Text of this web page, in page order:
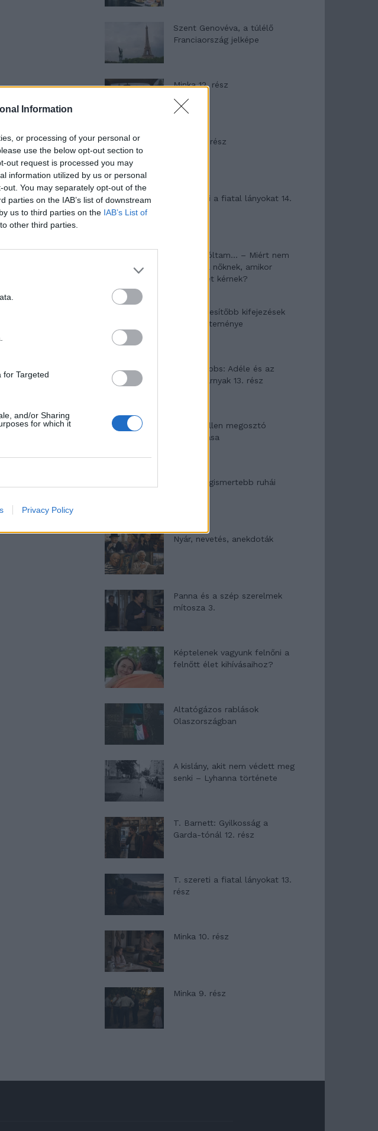
Information
or processing of your personal or
use the below opt-out section to
out request is processed you may
information utilized by us or personal
You may separately opt-out of the
parties on the IAB’s list of downstream
us to third parties on the IAB’s List of
other third parties.
for Targeted
and/or Sharing
for which it
Privacy Policy
Szent Genovéva, a túlélő
Franciaország jelképe
Minka 12. rész
Minka 11. rész
T. szereti a fiatal lányokat 14.
Pedig szóltam… – Miért nem
hiszünk a nőknek, amikor
segítséget kérnek?
A legidegesítőbb kifejezések
laza gyűjteménye
Elyna Robbs: Adéle és az
örökölt árnyak 13. rész
Woody Allen megosztó
zsenialitása
A világ legismertebb ruhái
Nyár, nevetés, anekdoták
Panna és a szép szerelmek
mítosza 3.
Képtelenek vagyunk felnőni a
felnőtt élet kihívásaihoz?
Altatógázos rablások
Olaszországban
A kislány, akit nem védett meg
senki – Lyhanna története
T. Barnett: Gyilkosság a
Garda-tónál 12. rész
T. szereti a fiatal lányokat 13.
rész
Minka 10. rész
Minka 9. rész